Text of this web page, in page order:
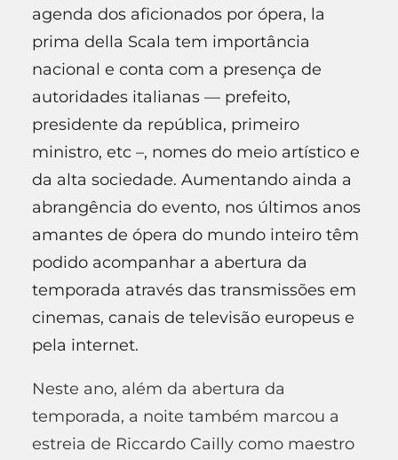
agenda dos aficionados por ópera, la
prima della Scala tem importância
nacional e conta com a presença de
autoridades italianas — prefeito,
presidente da república, primeiro
ministro, etc –, nomes do meio artístico e
da alta sociedade. Aumentando ainda a
abrangência do evento, nos últimos anos
amantes de ópera do mundo inteiro têm
podido acompanhar a abertura da
temporada através das transmissões em
cinemas, canais de televisão europeus e
pela internet.
Neste ano, além da abertura da
temporada, a noite também marcou a
estreia de Riccardo Cailly como maestro